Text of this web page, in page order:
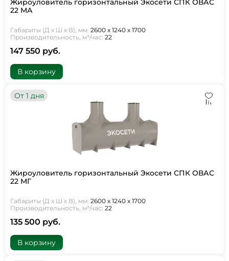
Жироуловитель горизонтальный Экосети СПК ОВАС
22 МА
Габариты (Д х Ш х В), мм: 2600 х 1240 х 1700
Производительность, м³/час: 22
147 550 руб.
В корзину
От 1 дня
Жироуловитель горизонтальный Экосети СПК ОВАС
22 МГ
Габариты (Д х Ш х В), мм: 2600 х 1240 х 1700
Производительность, м³/час: 22
135 500 руб.
В корзину